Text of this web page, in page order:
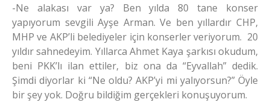
-Ne alakası var ya? Ben yılda 80 tane konser
yapıyorum sevgili Ayşe Arman. Ve ben yıllardır CHP,
MHP ve AKP’li belediyeler için konserler veriyorum. 20
yıldır sahnedeyim. Yıllarca Ahmet Kaya şarkısı okudum,
beni PKK’lı ilan ettiler, biz ona da “Eyvallah” dedik.
Şimdi diyorlar ki “Ne oldu? AKP’yi mi yalıyorsun?” Öyle
bir şey yok. Doğru bildiğim gerçekleri konuşuyorum.